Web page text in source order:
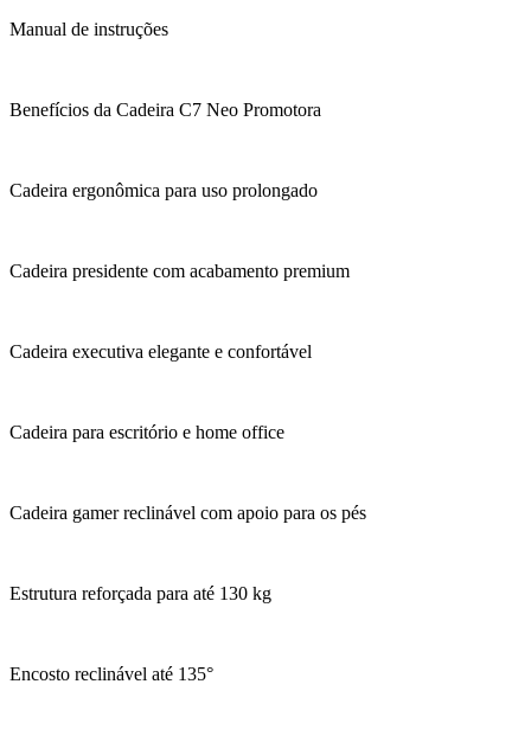
Manual de instruções
Benefícios da Cadeira C7 Neo Promotora
Cadeira ergonômica para uso prolongado
Cadeira presidente com acabamento premium
Cadeira executiva elegante e confortável
Cadeira para escritório e home office
Cadeira gamer reclinável com apoio para os pés
Estrutura reforçada para até 130 kg
Encosto reclinável até 135°